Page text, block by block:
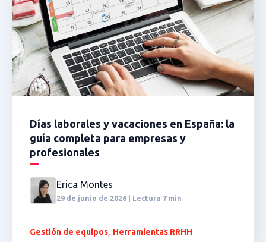
Días laborales y vacaciones en España: la
guía completa para empresas y
profesionales
Erica Montes
29 de junio de 2026 | Lectura 7 min
Gestión de equipos, Herramientas RRHH